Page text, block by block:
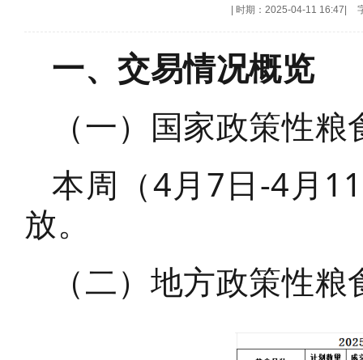
时期：2025-04-11 16:47
一、交易情况概览
（一）国家政策性
本周（4月7日-4月
放。
（二）地方政策性